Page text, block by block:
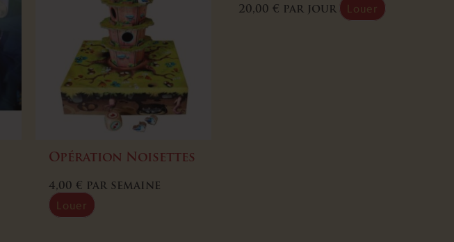
Opération Noisettes
4,00 € par semaine
Louer
20,00€ par jour Louer